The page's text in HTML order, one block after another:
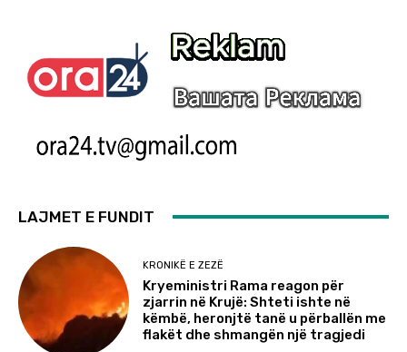
LAJMET E FUNDIT
KRONIKË E ZEZË
Kryeministri Rama reagon për
zjarrin në Krujë: Shteti ishte në
këmbë, heronjtë tanë u përballën me
flakët dhe shmangën një tragjedi